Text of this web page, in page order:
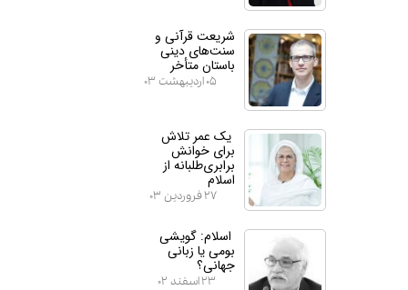
شریعت قرآنی و
سنت‌های دینی
باستان متأخر
۰۵ اردیبهشت ۰۳
یک عمر تلاش
برای خوانش
برابری‌طلبانه از
اسلام
۲۷ فروردین ۰۳
اسلام: گویشی
بومی یا زبانی
جهانی؟
۲۳ اسفند ۰۲